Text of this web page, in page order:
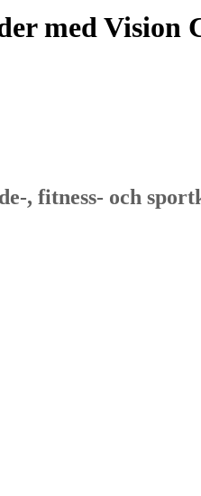
med Vision
, fitness- och